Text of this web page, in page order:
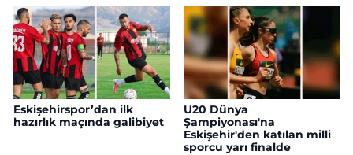
Eskişehirspor’dan ilk
hazırlık maçında galibiyet
U20 Dünya
Şampiyonası'na
Eskişehir'den katılan milli
sporcu yarı finalde